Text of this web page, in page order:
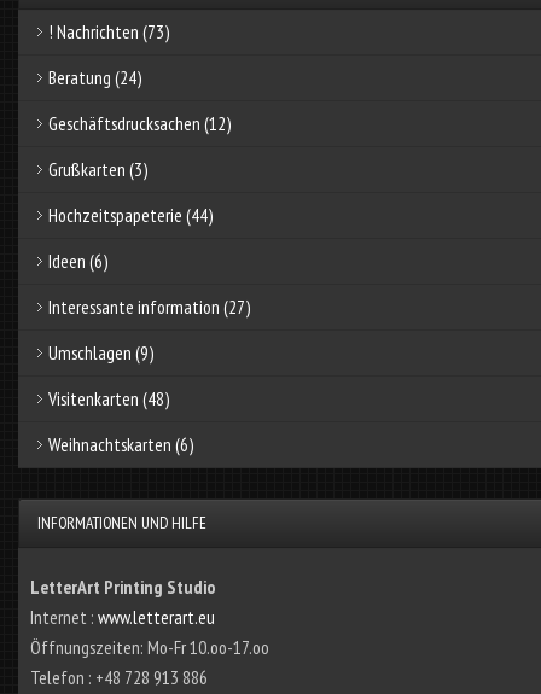
! Nachrichten (73)
Beratung (24)
Geschäftsdrucksachen (12)
Grußkarten (3)
Hochzeitspapeterie (44)
Ideen (6)
Interessante information (27)
Umschlagen (9)
Visitenkarten (48)
Weihnachtskarten (6)
INFORMATIONEN UND HILFE
LetterArt Printing Studio
Internet : www.letterart.eu
Öffnungszeiten: Mo-Fr 10.oo-17.oo
Telefon : +48 728 913 886